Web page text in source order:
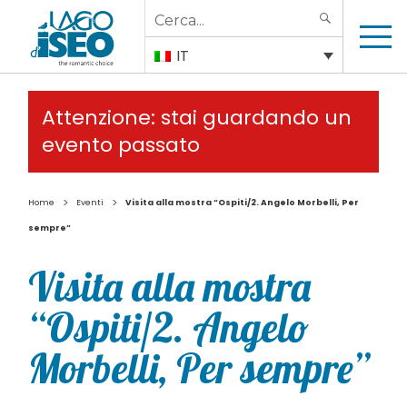
Search
for:
IT
Attenzione: stai guardando un
evento passato
Home > Eventi > Visita alla mostra “Ospiti/2. Angelo Morbelli, Per
sempre”
Visita alla mostra
“Ospiti/2. Angelo
Morbelli, Per sempre”